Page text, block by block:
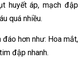
huyết áp, mạch đập
quá nhiều.
hơn như: Hoa mắt,
đập nhanh.